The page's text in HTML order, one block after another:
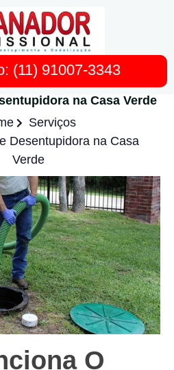
(11) 91007-3343
na Casa Verde
Serviços
Desentupidora na Casa
Verde
O